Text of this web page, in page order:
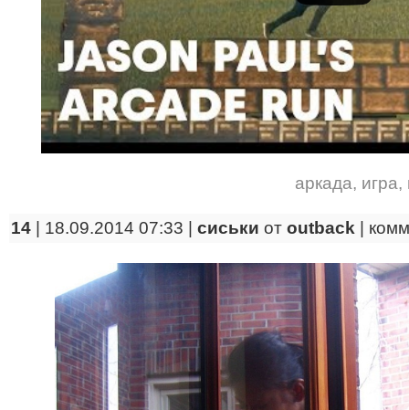
аркада, игра,
14 | 18.09.2014 07:33 | сиськи от outback